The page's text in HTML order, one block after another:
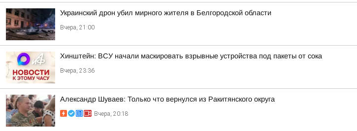
Украинский дрон убил мирного жителя в Белгородской области
Вчера, 21:00
Хинштейн: ВСУ начали маскировать взрывные устройства под пакеты от сока
Вчера, 23:36
Александр Шуваев: Только что вернулся из Ракитянского округа
Вчера, 20:18